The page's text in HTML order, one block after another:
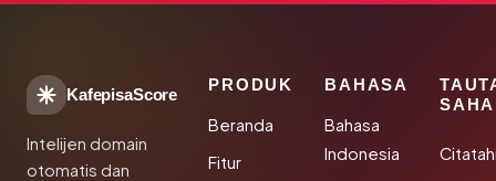
KafepisaScore
Intelijen domain
otomatis dan
PRODUK
Beranda
Fitur
BAHASA
Bahasa
Indonesia